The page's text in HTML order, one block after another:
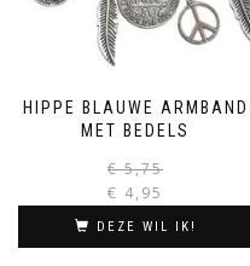
HIPPE BLAUWE ARMBAND
MET BEDELS
€5,75
€ 4,95
DEZE WIL IK!